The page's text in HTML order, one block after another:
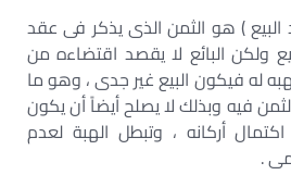
) هو الثمن الذى يذكر فى عقد
ولكن البائع لا يقصد اقتضاءه من
له فيكون البيع غير جدى ، وهو ما
فيه وبذلك لا يصلح أيضاً أن يكون
أركانه ، وتبطل الهبة لعدم
.